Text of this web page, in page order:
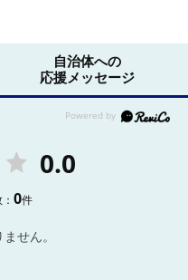
自治体への
応援メッセージ
0.0
：0件
せん。